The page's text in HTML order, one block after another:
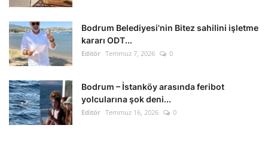
Bodrum Belediyesi'nin Bitez sahilini işletme
kararı ODT...
Editör Temmuz 7, 2026 0
Bodrum – İstanköy arasında feribot
yolcularına şok deni...
Editör Temmuz 16, 2026 0